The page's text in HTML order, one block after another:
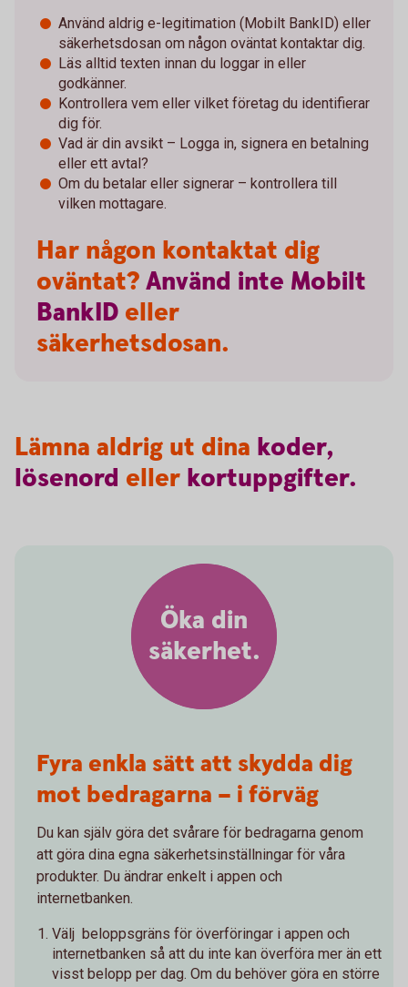
Använd aldrig e-legitimation (Mobilt BankID) eller
säkerhetsdosan om någon oväntat kontaktar dig.
Läs alltid texten innan du loggar in eller
godkänner.
Kontrollera vem eller vilket företag du identifierar
dig för.
Vad är din avsikt – Logga in, signera en betalning
eller ett avtal?
Om du betalar eller signerar – kontrollera till
vilken mottagare.
Har någon kontaktat dig
oväntat?Använd inte Mobilt
BankID eller
säkerhetsdosan.
Lämna aldrig ut dina koder,
lösenord eller kortuppgifter.
Fyra enkla sätt att skydda dig
mot bedragarna – i förväg
Du kan själv göra det svårare för bedragarna genom
att göra dina egna säkerhetsinställningar för våra
produkter. Du ändrar enkelt i appen och
internetbanken.
Välj beloppsgräns för överföringar i appen och
internetbanken så att du inte kan överföra mer än ett
visst belopp per dag. Om du behöver göra en större
Öka din
säkerhet.